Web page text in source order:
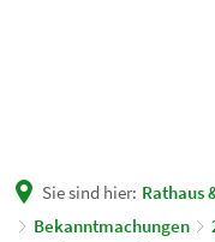
Sie sind hier: Rathaus
Bekanntmachungen